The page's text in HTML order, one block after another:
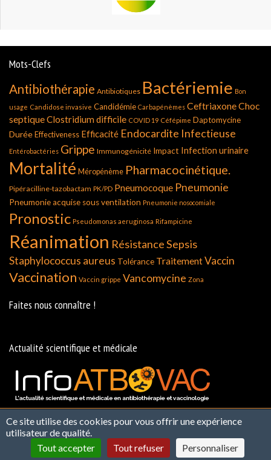
Mots-Clefs
Antibiothérapie Antibiotiques Bactériemie Bon
usage Candidose invasive Candidémie Carbapénèmes CeftriaxoneChoc
septiqueClostridium difficile COVID 19 Céfépime Daptomycine
Durée Effectiveness Efficacité Endocardite Infectieuse
Entérobactéries Grippe Immunogénicité Impact Infection urinaire
Mortalité Méropénème Pharmacocinétique.
Pipéracilline-tazobactam PK/PD Pneumocoque Pneumonie
Pneumonie acquise sous ventilation Pneumonie nosocomiale
Pronostic Pseudomonas aeruginosa Rifampicine
Réanimation RésistanceSepsis
Staphylococcus aureus Tolérance TraitementVaccin
Vaccination Vaccin grippe Vancomycine Zona
Faites nous connaître !
Actualité scientifique et médicale
Contact Qui Sommes Nous ?
Politique de
confidentialité et de Protection des Données
Mentions
légales et CGU
Infos cookies Plan du site
Ce site utilise des cookies pour vous offrir une expérience
utilisateur de qualité.
Tout accepter
Tout refuser Personnaliser